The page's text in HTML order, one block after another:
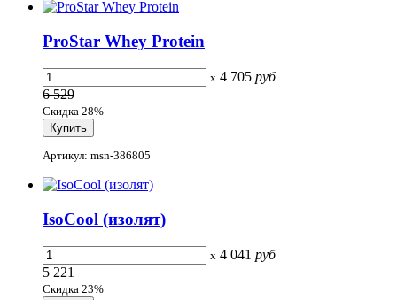
ProStar Whey Protein
x 4 705 руб
6 529
Скидка 28%
Артикул: msn-386805
IsoCool (изолят)
x 4 041 руб
5 221
Скидка 23%